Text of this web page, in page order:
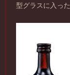
型グラスに入っ